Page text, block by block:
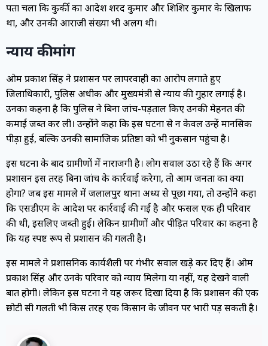
पता चला कि कुर्की का आदेश शरद कुमार और शिशिर कुमार के खिलाफ
था, और उनकी आराजी संख्या भी अलग थी।
न्याय की मांग
ओम प्रकाश सिंह ने प्रशासन पर लापरवाही का आरोप लगाते हुए
जिलाधिकारी, पुलिस अधीक्षक और मुख्यमंत्री से न्याय की गुहार लगाई है।
उनका कहना है कि पुलिस ने बिना जांच-पड़ताल किए उनकी मेहनत की
कमाई जब्त कर ली। उन्होंने कहा कि इस घटना से न केवल उन्हें मानसिक
पीड़ा हुई, बल्कि उनकी सामाजिक प्रतिष्ठा को भी नुकसान पहुंचा है।
इस घटना के बाद ग्रामीणों में नाराजगी है। लोग सवाल उठा रहे हैं कि अगर
प्रशासन इस तरह बिना जांच के कार्रवाई करेगा, तो आम जनता का क्या
होगा? जब इस मामले में जलालपुर थाना अध्यक्ष से पूछा गया, तो उन्होंने कहा
कि एसडीएम के आदेश पर कार्रवाई की गई है और फसल एक ही परिवार
की थी, इसलिए जब्ती हुई। लेकिन ग्रामीणों और पीड़ित परिवार का कहना है
कि यह स्पष्ट रूप से प्रशासन की गलती है।
इस मामले ने प्रशासनिक कार्यशैली पर गंभीर सवाल खड़े कर दिए हैं। ओम
प्रकाश सिंह और उनके परिवार को न्याय मिलेगा या नहीं, यह देखने वाली
बात होगी। लेकिन इस घटना ने यह जरूर दिखा दिया है कि प्रशासन की एक
छोटी सी गलती भी किस तरह एक किसान के जीवन पर भारी पड़ सकती है।